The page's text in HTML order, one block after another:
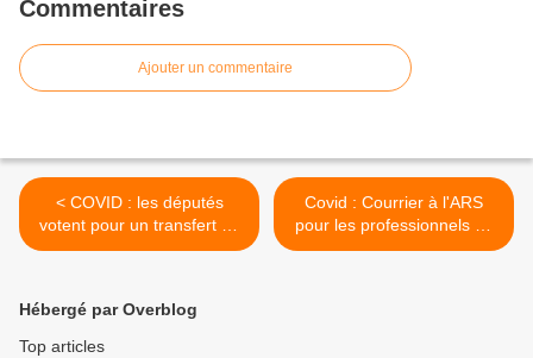
Commentaires
Ajouter un commentaire
< COVID : les députés
votent pour un transfert de
souveraineté à l’Europe
Covid : Courrier à l'ARS
pour les professionnels de
santé libéraux >
Hébergé par Overblog
Top articles